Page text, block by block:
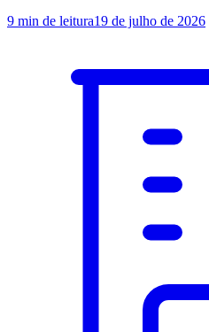
9 min de leitura19 de julho de 2026